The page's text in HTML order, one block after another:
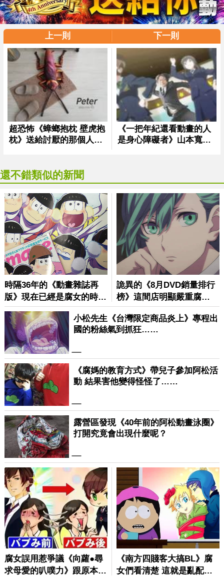
上一則 下一則
還不錯類似的新聞